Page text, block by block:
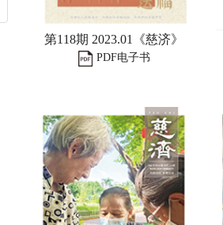
第118期 2023.01《慈济》
PDF电子书